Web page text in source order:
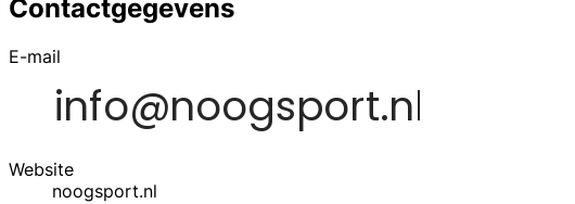
Contactgegevens
E-mail
Website
noogsport.nl